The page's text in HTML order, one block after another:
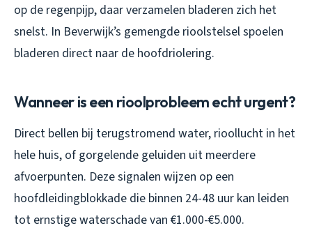
op de regenpijp, daar verzamelen bladeren zich het
snelst. In Beverwijk’s gemengde rioolstelsel spoelen
bladeren direct naar de hoofdriolering.
Wanneer is een rioolprobleem echt urgent?
Direct bellen bij terugstromend water, rioollucht in het
hele huis, of gorgelende geluiden uit meerdere
afvoerpunten. Deze signalen wijzen op een
hoofdleidingblokkade die binnen 24-48 uur kan leiden
tot ernstige waterschade van €1.000-€5.000.